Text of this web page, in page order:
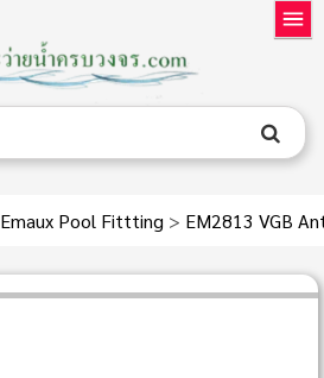
Emaux Pool Fittting > EM2813 VGB